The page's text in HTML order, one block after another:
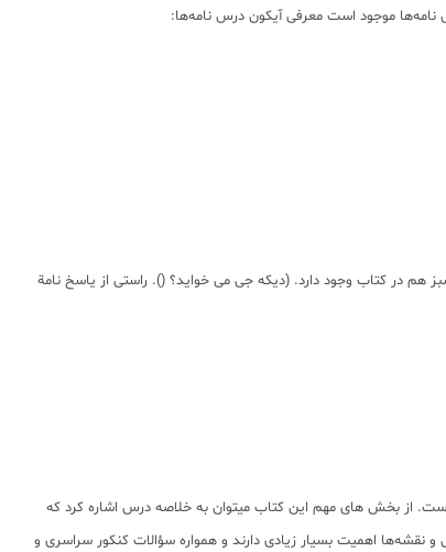
نامه‌ها موجود است معرفى آيكون درس نامه‌ها:
در كتاب وجود دارد. (ديكه جى مى خوايد؟ (). راستى از ياسخ نامة
از بخش های مهم این کتاب میتوان به خلاصه درس اشاره کرد که
اهمیت بسیار زیادی دارند و همواره سؤالات کنکور سراسری و